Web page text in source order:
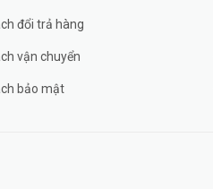
đổi trả hàng
vận chuyển
bảo mật